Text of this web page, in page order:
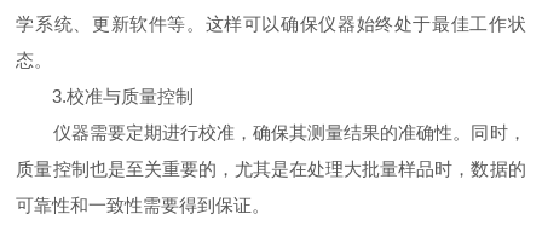
学系统、更新软件等。这样可以确保仪器始终处于最佳工作状
态。
3.校准与质量控制
仪器需要定期进行校准，确保其测量结果的准确性。同时，
质量控制也是至关重要的，尤其是在处理大批量样品时，数据的
可靠性和一致性需要得到保证。